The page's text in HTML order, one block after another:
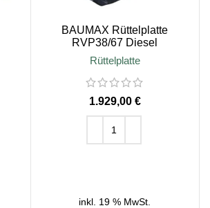
BAUMAX Rüttelplatte
RVP38/67 Diesel
Rüttelplatte
€
inkl. 19 % MwSt.